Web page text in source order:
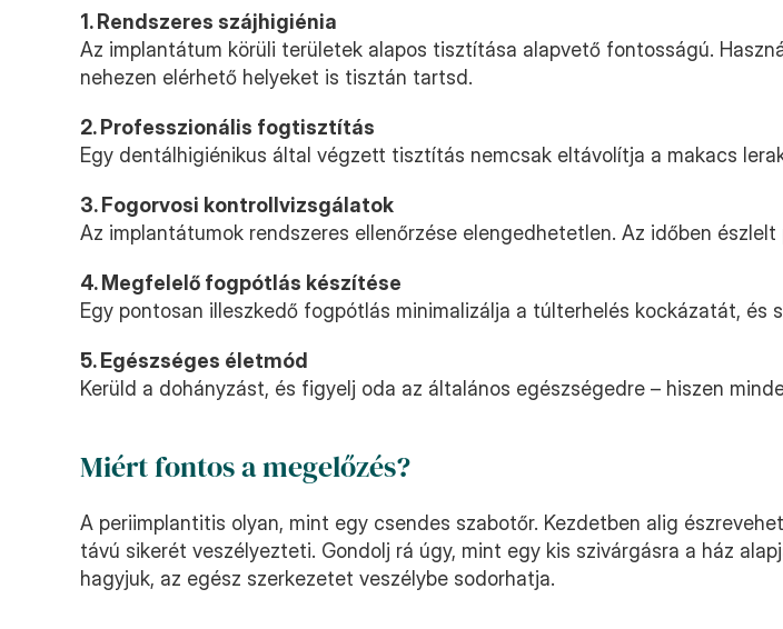
1. Rendszeres szájhigiénia
Az implantátum körüli területek alapos tisztítása alapvető fontosságú.
nehezen elérhető helyeket is tisztán tartsd.
2. Professzionális fogtisztítás
Egy dentálhigiénikus által végzett tisztítás nemcsak eltávolítja a makacs
3. Fogorvosi kontrollvizsgálatok
Az implantátumok rendszeres ellenőrzése elengedhetetlen. Az időben
4. Megfelelő fogpótlás készítése
Egy pontosan illeszkedő fogpótlás minimalizálja a túlterhelés kockázatát,
5. Egészséges életmód
Kerüld a dohányzást, és figyelj oda az általános egészségedre – hiszen
Miért fontos a megelőzés?
A periimplantitis olyan, mint egy csendes szabotőr. Kezdetben alig
távú sikerét veszélyezteti. Gondolj rá úgy, mint egy kis szivárgásra a ház
hagyjuk, az egész szerkezetet veszélybe sodorhatja.